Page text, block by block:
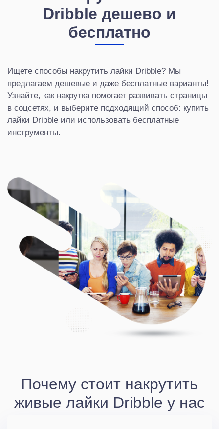
Dribble дешево и
бесплатно
Ищете способы накрутить лайки Dribble? Мы
предлагаем дешевые и даже бесплатные варианты!
Узнайте, как накрутка помогает развивать страницы
в соцсетях, и выберите подходящий способ: купить
лайки Dribble или использовать бесплатные
инструменты.
Почему стоит накрутить
живые лайки Dribble у нас